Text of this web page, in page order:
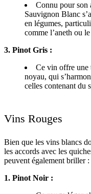
Connu pour son
Sauvignon Blanc
en légumes,
comme l’aneth ou
3. Pinot Gris :
Ce vin offre une
noyau, qui
celles contenant du
Vins Rouges
Bien que les vins blancs
les accords avec les
peuvent également briller :
1. Pinot Noir :